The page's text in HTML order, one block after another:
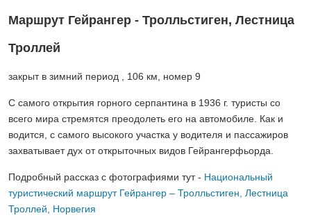
Маршрут Гейрангер - Тролльстиген, Лестница
Троллей
закрыт в зимний период , 106 км, номер 9
С самого открытия горного серпантина в 1936 г. туристы со
всего мира стремятся преодолеть его на автомобиле. Как и
водится, с самого высокого участка у водителя и пассажиров
захватывает дух от открыточных видов Гейрангерфьорда.
Подробный рассказ с фотографиями тут - Национальный
туристический маршрут Гейрангер – Тролльстиген, Лестница
Троллей, Норвегия